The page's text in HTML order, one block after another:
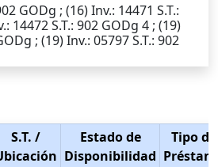
GODg ; (16)Inv.: 14471 S.T.:
: 14472S.T.: 902 GODg 4 ; (19)
; (19)Inv.: 05797S.T.: 902
S.T. /
Estado de
Disponibilidad
Tipo de